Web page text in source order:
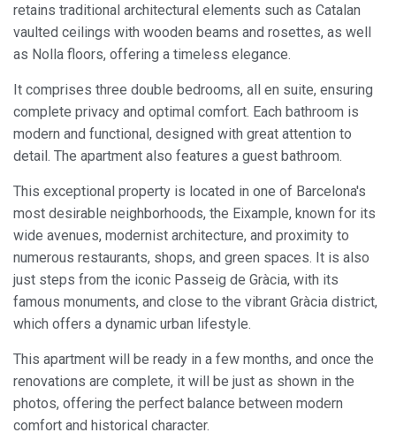
retains traditional architectural elements such as Catalan
vaulted ceilings with wooden beams and rosettes, as well
as Nolla floors, offering a timeless elegance.
It comprises three double bedrooms, all en suite, ensuring
complete privacy and optimal comfort. Each bathroom is
modern and functional, designed with great attention to
detail. The apartment also features a guest bathroom.
This exceptional property is located in one of Barcelona's
most desirable neighborhoods, the Eixample, known for its
wide avenues, modernist architecture, and proximity to
numerous restaurants, shops, and green spaces. It is also
just steps from the iconic Passeig de Gràcia, with its
famous monuments, and close to the vibrant Gràcia district,
which offers a dynamic urban lifestyle.
This apartment will be ready in a few months, and once the
renovations are complete, it will be just as shown in the
photos, offering the perfect balance between modern
comfort and historical character.